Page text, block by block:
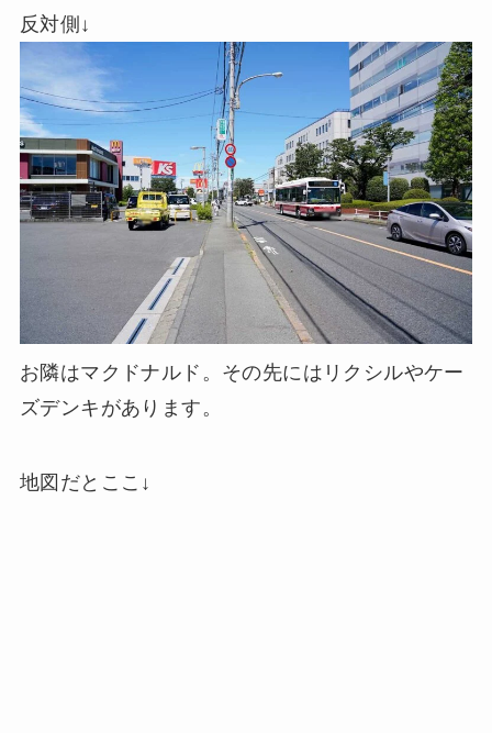
反対側↓
お隣はマクドナルド。その先にはリクシルやケー
ズデンキがあります。
地図だとここ↓